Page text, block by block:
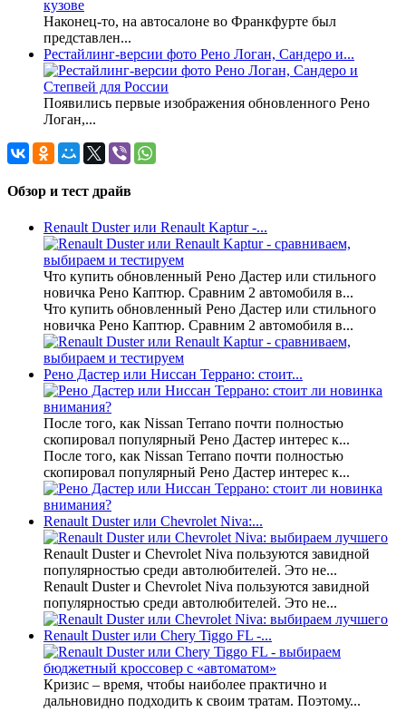
Наконец-то, на автосалоне во Франкфурте был
представлен...
Рестайлинг-версии фото Рено Логан, Сандеро и...
Появились первые изображения обновленного Рено
Логан,...
Обзор и тест драйв
Renault Duster или Renault Kaptur -...
Что купить обновленный Рено Дастер или стильного
новичка Рено Каптюр. Сравним 2 автомобиля в...
Что купить обновленный Рено Дастер или стильного
новичка Рено Каптюр. Сравним 2 автомобиля в...
Рено Дастер или Ниссан Террано: стоит...
После того, как Nissan Terrano почти полностью
скопировал популярный Рено Дастер интерес к...
После того, как Nissan Terrano почти полностью
скопировал популярный Рено Дастер интерес к...
Renault Duster или Chevrolet Niva:...
Renault Duster и Chevrolet Niva пользуются завидной
популярностью среди автолюбителей. Это не...
Renault Duster и Chevrolet Niva пользуются завидной
популярностью среди автолюбителей. Это не...
Renault Duster или Chery Tiggo FL -...
Кризис – время, чтобы наиболее практично и
дальновидно подходить к своим тратам. Поэтому...